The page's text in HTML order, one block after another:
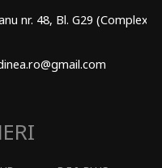
nr. 48, Bl. G29 (Complex